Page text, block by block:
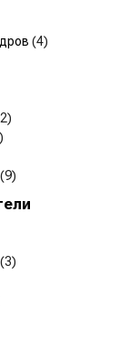
(4)
(9)
(3)